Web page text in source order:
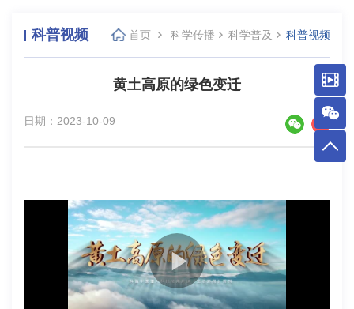
科普视频 首页 科学传播 科学普及 科普视频
黄土高原的绿色变迁
日期：2023-10-09